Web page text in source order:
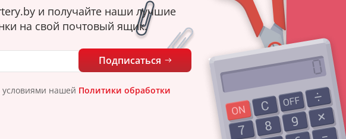
и получайте наши лучшие
на свой почтовый ящик.
Подписаться
условиями нашей Политики обработки